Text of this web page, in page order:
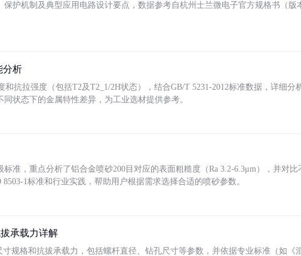
护机制及典型应用电路设计要点，数据参考自杭州士兰微电子官方规格书（版
分析
抗拉强度（包括T2及T2_1/2H状态），结合GB/T 5231-2012标准数据，详细分
状态下的金属特性差异，为工业选材提供参考。
准，重点分析了铝合金喷砂200目对应的表面粗糙度（Ra 3.2-6.3μm），并对比
1标准和行业实践，帮助用户根据需求选择合适的喷砂参数。
承载力详解
规格和抗拔承载力，包括螺杆直径、钻孔尺寸等参数，并依据专业标准（如《